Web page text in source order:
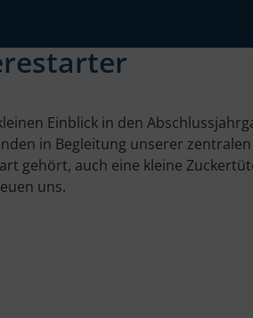
Einblick in den
in Begleitung unserer
gehört, auch eine kleine
uns.